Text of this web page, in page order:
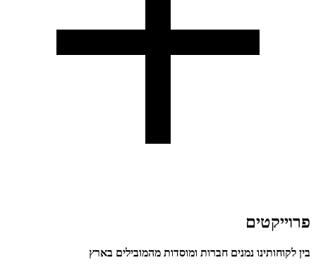
פרוייקטים
בין לקוחותינו נמנים חברות ומוסדות מהמובילים בארץ